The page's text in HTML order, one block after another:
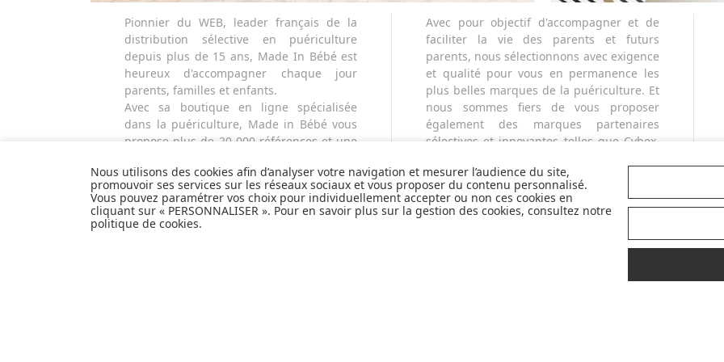
Pionnier du WEB, leader français de la
distribution sélective en puériculture
depuis plus de 15 ans, Made In Bébé est
heureux d'accompagner chaque jour
parents, familles et enfants.
Avec sa boutique en ligne spécialisée
dans la puériculture, Made in Bébé vous
propose plus de 20 000 références et une
Que ce soit pour préparer l'arrivée d'un
heureux événement ou faire plaisir à vos
proches et à vous-même, découvrez tout
notre univers et articles de produits de
Avec pour objectif d'accompagner et de
faciliter la vie des parents et futurs
parents, nous sélectionnons avec exigence
et qualité pour vous en permanence les
plus belles marques de la puériculture. Et
nous sommes fiers de vous proposer
également des marques partenaires
sélectives et innovantes telles que Cybex,
Babyzen, Stokke, etc...
Pour mieux vous accompagner dans vos
choix, retrouvez nos labels pour
votre bébé : Made in France, Greenable,
Nous utilisons des cookies afin d’analyser votre navigation et mesurer l’audience du site,
promouvoir ses services sur les réseaux sociaux et vous proposer du contenu personnalisé.
Vous pouvez paramétrer vos choix pour individuellement accepter ou non ces cookies en
cliquant sur « PERSONNALISER ». Pour en savoir plus sur la gestion des cookies, consultez notre
politique de cookies.